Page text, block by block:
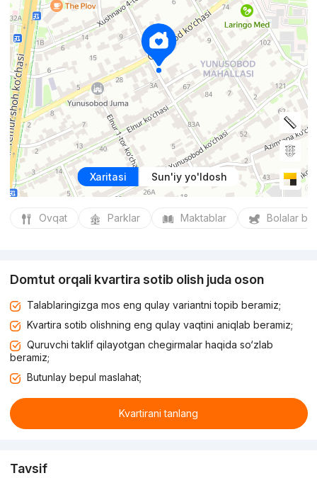
Xaritasi Sun'iy yo'ldosh
Ovqat Parklar Maktablar Bolalar
Domtut orqali kvartira sotib olish juda oson
Talablaringizga mos eng qulay variantni topib beramiz;
Kvartira sotib olishning eng qulay vaqtini aniqlab beramiz;
Quruvchi taklif qilayotgan chegirmalar haqida so‘zlab
beramiz;
Butunlay bepul maslahat;
Kvartirani tanlang
Tavsif